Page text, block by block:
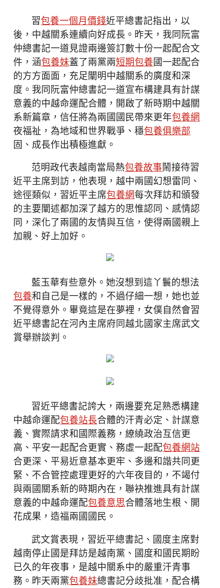
習包養一個月價錢近平總書記指出，以
後，中越關系連續向好成長。昨天，我同阮富
仲總書記一道見證兩邊簽訂數十份一起配合文
件，涵包養妹蓋了兩黨兩短期包養國一起配合
的方方面面，充足闡明中越關系的廣度和深
度。我同阮富仲總書記一道宣布構建具有計謀
意義的中越命運配合體，開啟了新時期中越關
系新篇章，信任將為兩國國民帶來更年包養網
夜福祉，為地域和世界戰爭、穩包養俱樂部
固、成長作出積極進獻。
范明政代表越南當局熱包養故事鬧接待習
近平主席到訪，他表現，越中兩國幻想雷同、
途徑類似，習近平主席包養網每次拜訪和頒發
的主要闡述都加深了越方的思惟認同、感情認
同，深化了兩國的友情與互信，使得兩國親上
加親、好上加好。
藍玉華有些意外。她沒想到這丫鬟的想法
包養和自己是一樣的，不過仔細一想，她也並
不覺得意外。畢竟這是在夢裡，女僕自然會習
近平總書記在河內主席府同越北國家主席武文
賞舉辦談判。
習近平總書記誇大，兩邊要充足熟悉構建
中越命運配包養站長合體的汗青必定、計謀意
義、實際請求和國際義務，繚繞政治互信更
高、平安一起配合更實、務虛一起配包養網站
合更深、平易近意基本更牢、多邊和諧共同更
緊、不合管控處理更好的六年夜目的，不竭付
與兩國關系新的時期內在，聯袂推進具有計謀
意義的中越命運配包養意思合體落地生根、開
花成果，造福兩國國民。
武文賞表現，習近平總書記、國度主席對
越南停止國是拜訪是越南黨、國度和國民期盼
已久的年夜事，是越中關系中的嚴重汗青事
務。昨天兩黨包養妹總書記分歧批准，配合構